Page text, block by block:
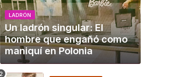
LADRÓN
Un ladrón singular: El
hombre que engañó como
maniquí en Polonia